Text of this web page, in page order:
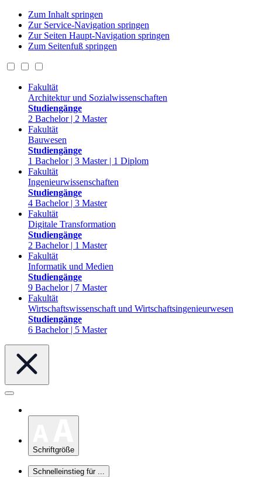
Zum Inhalt springen
Zur Service-Navigation springen
Zur Seiten Haupt-Navigation springen
Zum Seitenfuß springen
Fakultät
Architektur und Sozialwissenschaften
Studiengänge
2 Bachelor | 2 Master
Fakultät
Bauwesen
Studiengänge
1 Bachelor | 3 Master | 1 Diplom
Fakultät
Ingenieurwissenschaften
Studiengänge
4 Bachelor | 3 Master
Fakultät
Digitale Transformation
Studiengänge
2 Bachelor | 1 Master
Fakultät
Informatik und Medien
Studiengänge
9 Bachelor | 7 Master
Fakultät
Wirtschaftswissenschaft und Wirtschaftsingenieurwesen
Studiengänge
6 Bachelor | 5 Master
Schriftgröße
Schnelleinstieg für ...